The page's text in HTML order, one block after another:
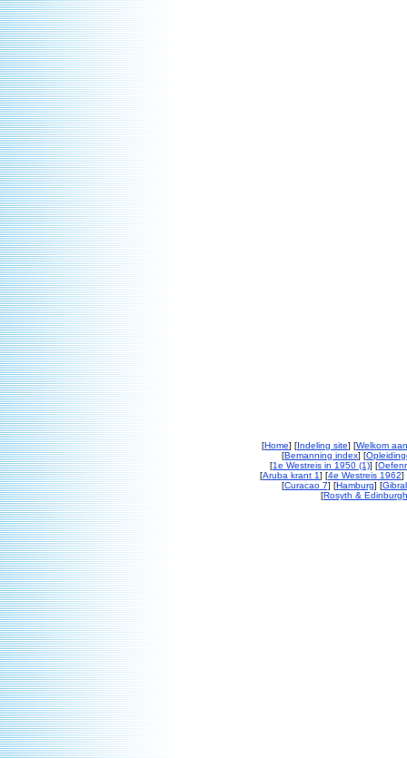
[Home] [Indeling site] [Welkom
[Bemanning index] [
[1e Westreis in 1950 (1)] [
[Aruba krant 1] [4e Westreis 1962]
[Curacao 7] [Hamburg] [
[Rosyth &